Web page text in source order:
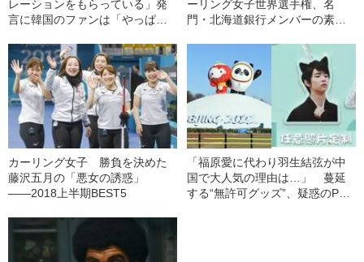
レーションをもらっている」発
言に韓国のファンは「やっぱ
アル
ーリング女子世界選手権、名
門・北海道銀行メンバーの素顔
カーリング女子 勝負を決めた
藤沢五月の「悪女の誘惑」
――2018上半期BEST5
「福原愛に代わり羽生結弦が中
国で大人気の理由は…」 蔓延
する“無許可グッズ”、疑惑のPCR